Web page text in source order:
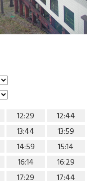
12:29
12:44
13:44
13:59
14:59
15:14
16:14
16:29
17:29
17:44